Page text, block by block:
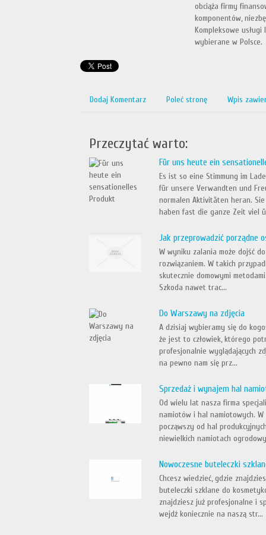
obciąża firmy
komponentów,
Kompleksowe
wybierane w Polsce.
Dodaj Komentarz Poleć stronę Wpis
Przeczytać warto:
Für uns heute ein
Es ist so eine Stimmung im
für unsere Verwandten und
normalen Aktivitäten heran.
haben fast die ganze Zeit viel
Jak przeprowadzić porządne
W wyniku zalania może dojść
rozwiązaniem. W takich
skutecznie domowymi
Szkoda nawet trac...
Do Warszawy na zdjęcia
A dzisiaj wybieramy się do
że jest to człowiek, którego
profesjonalnie wyglądających
na pewno nam się prz...
Sprzedaż i wynajem hal
Od wielu lat nasza firma
namiotów i hal namiotowych.
począwszy od hal
niewielkich namiotach
Nowoczesne buteleczki
Chcesz wiedzieć, gdzie
buteleczki szklane do
znajdziesz już profesjonalne i
wejdź koniecznie na naszą str...